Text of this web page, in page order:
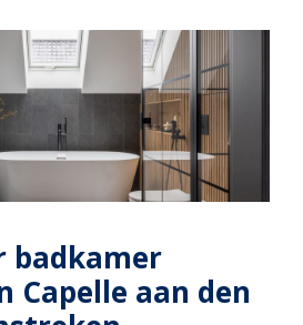
badkamer
Capelle aan den